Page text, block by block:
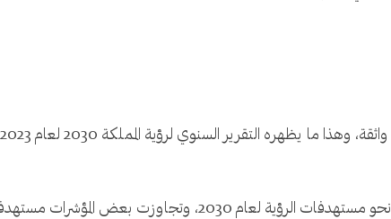
وتجاوزت بعض المؤشرات مستهدفاتها.